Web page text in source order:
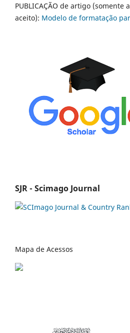
PUBLICAÇÃO de artigo (somente
aceito): Modelo de formatação
SJR - Scimago Journal
Mapa de Acessos